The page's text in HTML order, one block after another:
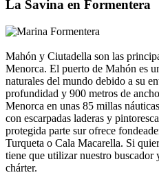
La Savina en Formentera
Mahón y Ciutadella son las
Menorca. El puerto de Mahón es
naturales del mundo debido a su
profundidad y 900 metros de
Menorca en unas 85 millas
con escarpadas laderas y
protegida parte sur ofrece
Turqueta o Cala Macarella. Si
tiene que utilizar nuestro buscador
chárter.